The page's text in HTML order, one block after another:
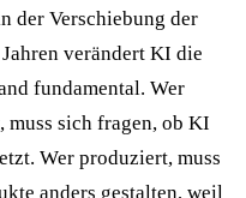
der Verschiebung der
verändert KI die
fundamental. Wer
sich fragen, ob KI
Wer produziert, muss
anders gestalten, weil